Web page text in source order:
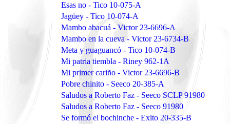
Esas no - Tico 10-075-A
Jagüey - Tico 10-074-A
Mambo abacuá - Victor 23-6696-A
Mambo en la cueva - Victor 23-6734-B
Meta y guaguancó - Tico 10-074-B
Mi patria tiembla - Riney 962-1A
Mi primer cariño - Victor 23-6696-B
Pobre chinito - Seeco 20-385-A
Saludos a Roberto Faz - Seeco SCLP 91980
Saludos a Roberto Faz - Seeco 91980
Se formó el bochinche - Exito 20-335-B